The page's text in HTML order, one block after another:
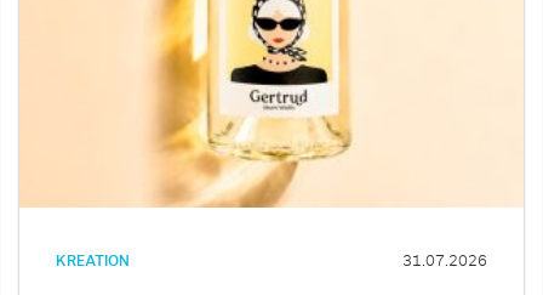
KREATION 31.07.2026